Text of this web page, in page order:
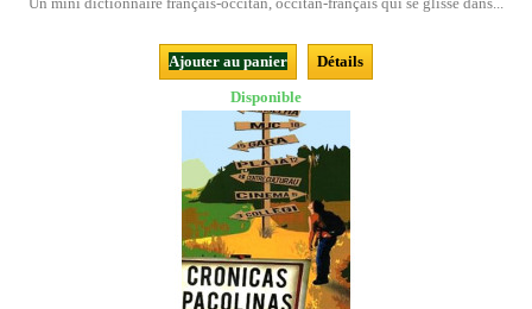
Ajouter au panier
Détails
Disponible